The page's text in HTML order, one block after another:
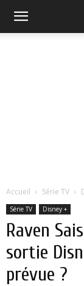
Accueil Série TV
Série TV Disney +
Raven
sortie
prévue ?